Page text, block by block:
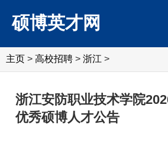
硕博英才网
主页 > 高校招聘 > 浙江 >
浙江安防职业技术学院
优秀硕博人才公告